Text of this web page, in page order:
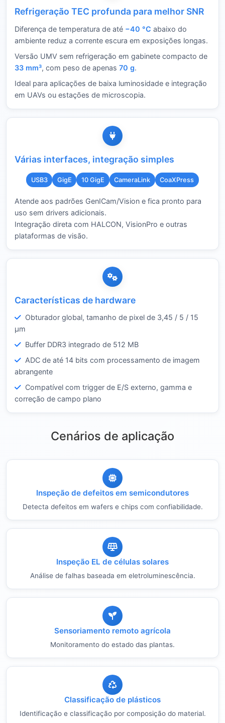
Refrigeração TEC profunda para melhor SNR
Diferença de temperatura de até −40 °C abaixo do
ambiente reduz a corrente escura em exposições longas.
Versão UMV sem refrigeração em gabinete compacto de
33 mm³, com peso de apenas 70 g.
Ideal para aplicações de baixa luminosidade e integração
em UAVs ou estações de microscopia.
Várias interfaces, integração simples
USB3 GigE 10 GigE CameraLink CoaXPress
Atende aos padrões GenICam/Vision e fica pronto para
uso sem drivers adicionais.
Integração direta com HALCON, VisionPro e outras
plataformas de visão.
Características de hardware
Obturador global, tamanho de pixel de 3,45 / 5 / 15
µm
Buffer DDR3 integrado de 512 MB
ADC de até 14 bits com processamento de imagem
abrangente
Compatível com trigger de E/S externo, gamma e
correção de campo plano
Cenários de aplicação
Inspeção de defeitos em semicondutores
Detecta defeitos em wafers e chips com confiabilidade.
Inspeção EL de células solares
Análise de falhas baseada em eletroluminescência.
Sensoriamento remoto agrícola
Monitoramento do estado das plantas.
Classificação de plásticos
Identificação e classificação por composição do material.